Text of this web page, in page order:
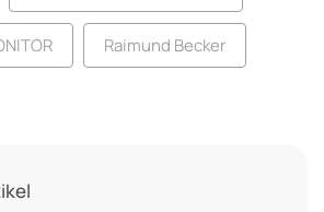
Raimund Becker